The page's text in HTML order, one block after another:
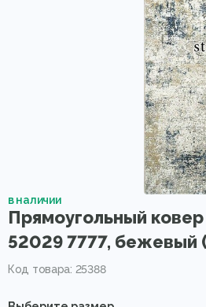
в наличии
Прямоугольный
52029 7777, бежевый
Код товара: 25388